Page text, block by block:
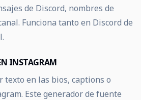
de Discord, nombres de
Funciona tanto en Discord de
INSTAGRAM
texto en las bios, captions o
Este generador de fuente